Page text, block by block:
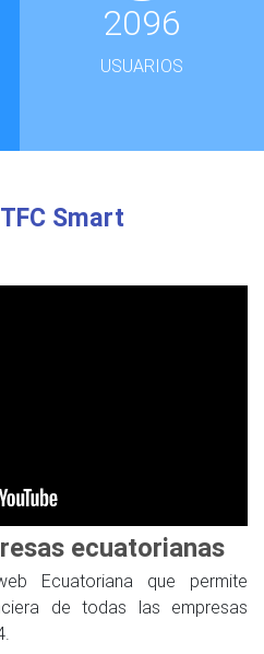
2096
USUARIOS
Smart
ecuatorianas
Ecuatoriana que permite
de todas las empresas